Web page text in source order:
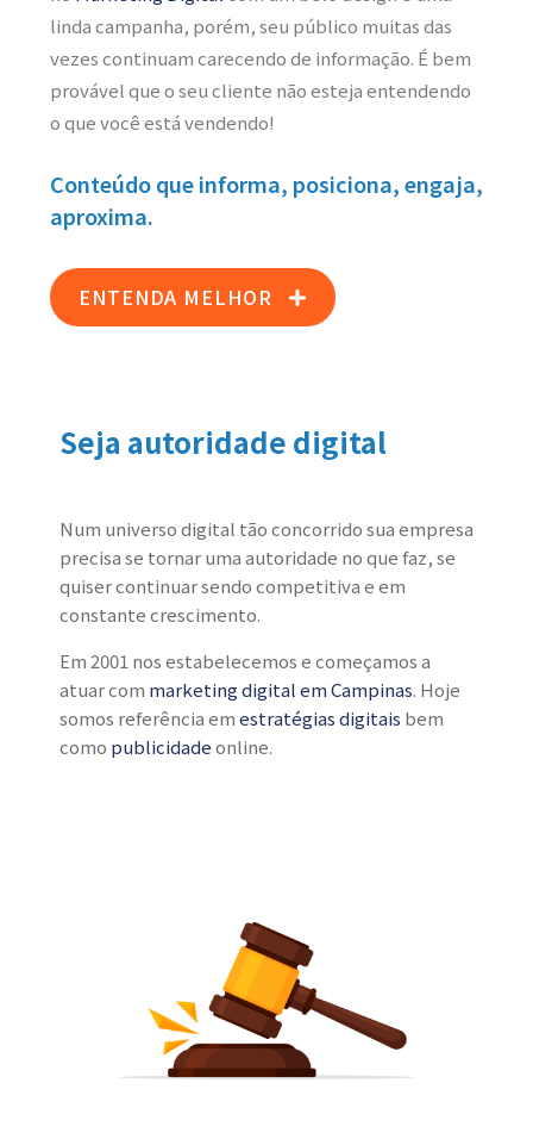
linda campanha, porém, seu público muitas das
vezes continuam carecendo de informação. É bem
provável que o seu cliente não esteja entendendo
o que você está vendendo!
Conteúdo que informa, posiciona, engaja,
aproxima.
ENTENDA MELHOR
Seja autoridade digital
Num universo digital tão concorrido sua empresa
precisa se tornar uma autoridade no que faz, se
quiser continuar sendo competitiva e em
constante crescimento.
Em 2001 nos estabelecemos e começamos a
atuar com marketing digital em Campinas. Hoje
somos referência emestratégias digitais bem
como publicidadeonline.